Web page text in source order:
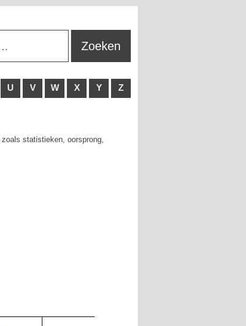
U V W X Y Z
statistieken, oorsprong,